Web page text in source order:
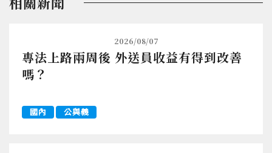
2026/08/07
專法上路兩周後 外送員收益有得到改善
嗎？
國內 公與義